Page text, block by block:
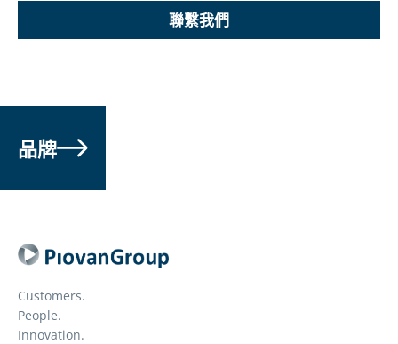
聯繫我們
品牌
Customers.
People.
Innovation.